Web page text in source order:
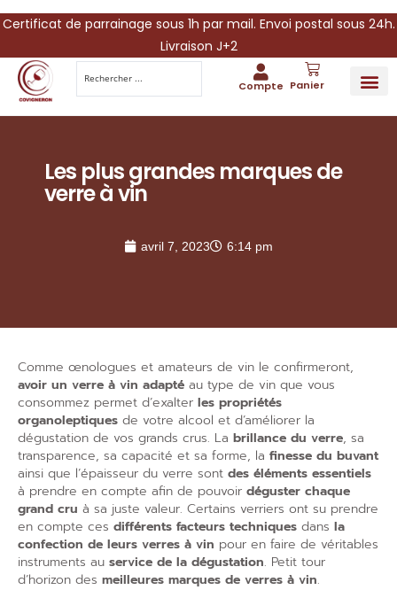
Certificat de parrainage sous 1h par mail. Envoi postal sous 24h.
Livraison J+2
Compte Panier
Les plus grandes marques de
verre à vin
avril 7, 2023 6:14 pm
Comme œnologues et amateurs de vin le confirmeront,
avoir un verre à vin adapté au type de vin que vous
consommez permet d’exalter les propriétés
organoleptiques de votre alcool et d’améliorer la
dégustation de vos grands crus. La brillance du verre, sa
transparence, sa capacité et sa forme, la finesse du buvant
ainsi que l’épaisseur du verre sont des éléments essentiels
à prendre en compte afin de pouvoir déguster chaque
grand cru à sa juste valeur. Certains verriers ont su prendre
en compte ces différents facteurs techniques dans la
confection de leurs verres à vin pour en faire de véritables
instruments au service de la dégustation. Petit tour
d’horizon des meilleures marques de verres à vin.